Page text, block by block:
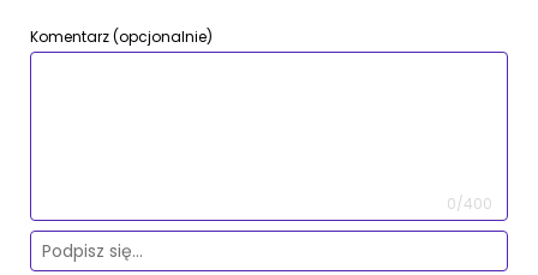
Komentarz (opcjonalnie)
0/400